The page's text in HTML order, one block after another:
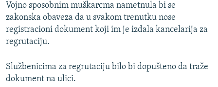
Vojno sposobnim muškarcma nametnula bi se
zakonska obaveza da u svakom trenutku nose
registracioni dokument koji im je izdala kancelarija za
regrutaciju.
Službenicima za regrutaciju bilo bi dopušteno da traže
dokument na ulici.